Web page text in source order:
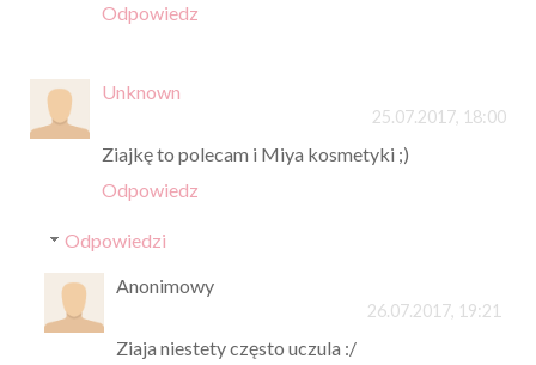
Odpowiedz
Unknown
25.07.2017, 18:00
Ziajkę to polecam i Miya kosmetyki ;)
Odpowiedz
Odpowiedzi
Anonimowy
26.07.2017, 19:21
Ziaja niestety często uczula :/